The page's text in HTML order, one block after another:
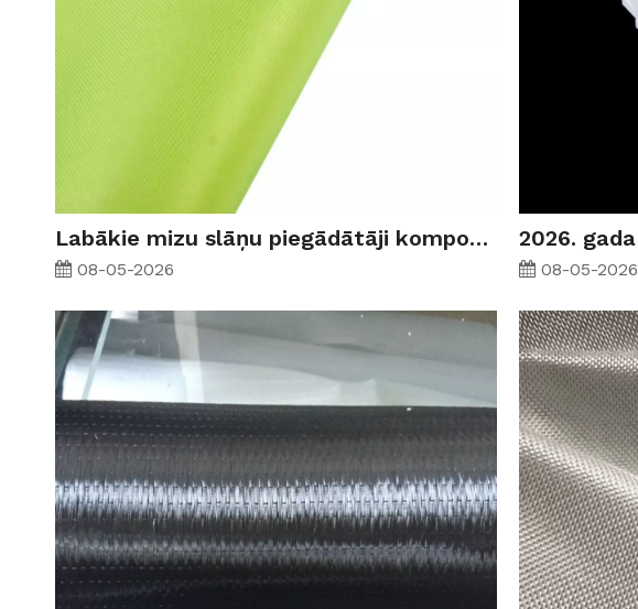
Labākie mizu slāņu piegādātāji kompozītmateriālu ražošanai 2026. gadā
08-05-2026 08-05-2026